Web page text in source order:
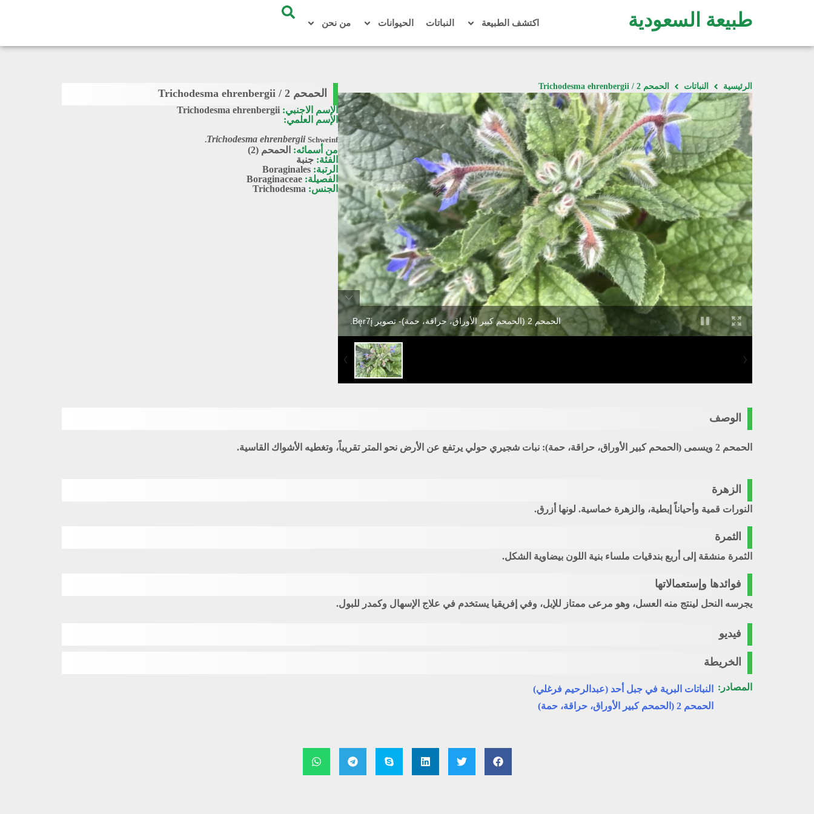
طبيعة السعودية اكتشف الطبيعة النباتات الحيوانات من نحن
الرئيسية النباتات الحمحم 2 / Trichodesma ehrenbergii
الحمحم 2 (الحمحم كبير الأوراق، حراقة، حمة)- تصوير Bęr7į.
الحمحم 2 / Trichodesma ehrenbergii
الإسم الاجنبي: Trichodesma ehrenbergii
الإسم العلمي:
Trichodesma ehrenbergii Schweinf.
من أسمائه: الحمحم (2)
الفئة: جنبة
الرتبة: Boraginales
الفصيلة: Boraginaceae
الجنس: Trichodesma
الوصف
الحمحم 2 ويسمى (الحمحم كبير الأوراق، حراقة، حمة): نبات شجيري حولي يرتفع عن الأرض نحو المتر تقريباً، وتغطيه الأشواك القاسية.
الزهرة
النورات قمية وأحياناً إبطية، والزهرة خماسية. لونها أزرق.
الثمرة
الثمرة منشقة إلى أربع بندقيات ملساء بنية اللون بيضاوية الشكل.
فوائدها وإستعمالاتها
يجرسه النحل لينتج منه العسل، وهو مرعى ممتاز للإبل، وفي إفريقيا يستخدم في علاج الإسهال وكمدر للبول.
فيديو
الخريطة
المصادر:
النباتات البرية في جبل أحد (عبدالرحيم فرغلي)
الحمحم 2 (الحمحم كبير الأوراق، حراقة، حمة)